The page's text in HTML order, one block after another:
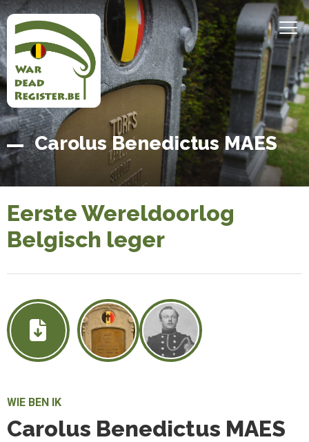
Overslaan
en
naar
de
inhoud
gaan
Home
Belgian
War
Dead
Register
Carolus Benedictus MAES
Eerste Wereldoorlog
Belgisch leger
WIE BEN IK
Carolus Benedictus MAES